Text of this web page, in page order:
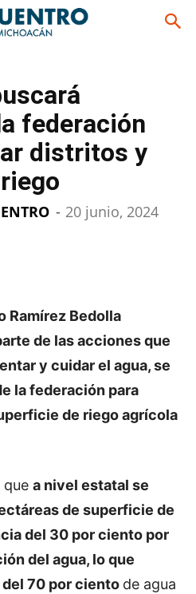
federación
distritos y
- 20 junio, 2024
Ramírez Bedolla
de las acciones que
y cuidar el agua, se
la federación para
de riego agrícola
que a nivel estatal se
de superficie de
del 30 por ciento por
del agua, lo que
70 por ciento de agua